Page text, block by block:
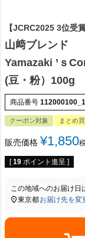
【JCRC2025 3位受
山﨑ブレンド
Yamazaki ’ｓ
(豆・粉）100g
商品番号
クーポン対象 まとめ
販売価格 ¥1,850
[ 19 ポイント進呈 ]
この地域へのお届け日
東京都お届け先を変